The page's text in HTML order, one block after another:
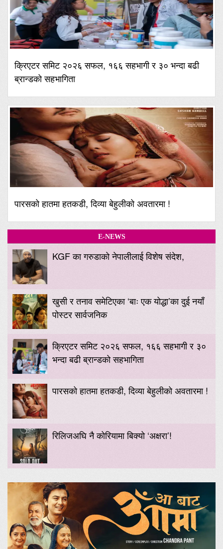
क्रिएटर समिट २०२६ सफल, १६६ सहभागी र ३० भन्दा बढी
ब्रान्डको सहभागिता
पारसको हातमा हतकडी, दिव्या बेहुलीको अवतारमा !
E-NEWS
KGF का गरुडाको नेपालीलाई विशेष संदेश,
खुसी र तनाव समेटिएका ‘बाः एक योद्धा’का दुई नयाँ
पोस्टर सार्वजनिक
क्रिएटर समिट २०२६ सफल, १६६ सहभागी र ३०
भन्दा बढी ब्रान्डको सहभागिता
पारसको हातमा हतकडी, दिव्या बेहुलीको अवतारमा !
रिलिजअघि नै कोरियामा बिक्यो ‘अक्षरा’!